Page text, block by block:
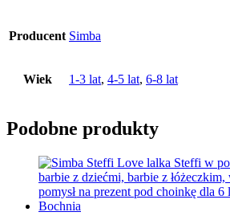
Producent Simba
Wiek 1-3 lat, 4-5 lat, 6-8 lat
Podobne produkty